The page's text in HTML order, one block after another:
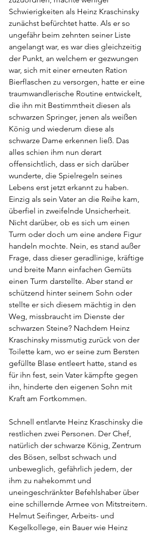
Schwierigkeiten als Heinz Kraschinsky
zunächst befürchtet hatte. Als er so
ungefähr beim zehnten seiner Liste
angelangt war, es war dies gleichzeitig
der Punkt, an welchem er gezwungen
war, sich mit einer erneuten Ration
Bierflaschen zu versorgen, hatte er eine
traumwandlerische Routine entwickelt,
die ihn mit Bestimmtheit diesen als
schwarzen Springer, jenen als weißen
König und wiederum diese als
schwarze Dame erkennen ließ. Das
alles schien ihm nun derart
offensichtlich, dass er sich darüber
wunderte, die Spielregeln seines
Lebens erst jetzt erkannt zu haben.
Einzig als sein Vater an die Reihe kam,
überfiel in zweifelnde Unsicherheit.
Nicht darüber, ob es sich um einen
Turm oder doch um eine andere Figur
handeln mochte. Nein, es stand außer
Frage, dass dieser geradlinige, kräftige
und breite Mann einfachen Gemüts
einen Turm darstellte. Aber stand er
schützend hinter seinem Sohn oder
stellte er sich diesem mächtig in den
Weg, missbraucht im Dienste der
schwarzen Steine? Nachdem Heinz
Kraschinsky missmutig zurück von der
Toilette kam, wo er seine zum Bersten
gefüllte Blase entleert hatte, stand es
für ihn fest, sein Vater kämpfte gegen
ihn, hinderte den eigenen Sohn mit
Kraft am Fortkommen.
Schnell entlarvte Heinz Kraschinsky die
restlichen zwei Personen. Der Chef,
natürlich der schwarze König, Zentrum
des Bösen, selbst schwach und
unbeweglich, gefährlich jedem, der
ihm zu nahekommt und
uneingeschränkter Befehlshaber über
eine schillernde Armee von Mitstreitern.
Helmut Seifinger, Arbeits- und
Kegelkollege, ein Bauer wie Heinz